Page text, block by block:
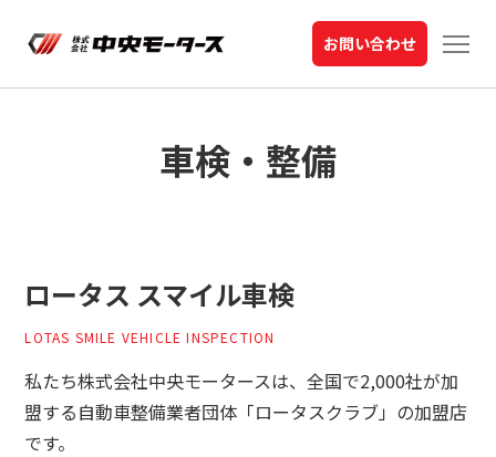
お問い合わせ
車検・整備
ロータス スマイル車検
LOTAS SMILE VEHICLE INSPECTION
私たち株式会社中央モータースは、全国で2,000社が加
盟する自動車整備業者団体「ロータスクラブ」の加盟店
です。